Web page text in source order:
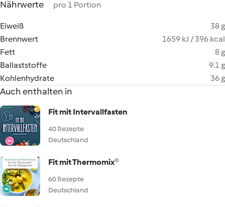
Nährwerte pro 1 Portion
Eiweiß
38 g
Brennwert
1659 kJ / 396 kcal
Fett
8 g
Ballaststoffe
9.1 g
Kohlenhydrate
36 g
Auch enthalten in
Fit mit Intervallfasten
40 Rezepte
Deutschland
Fit mit Thermomix®
60 Rezepte
Deutschland